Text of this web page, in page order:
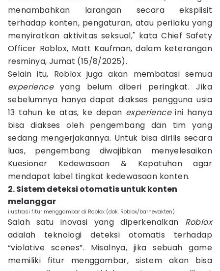
menambahkan larangan secara eksplisit
terhadap konten, pengaturan, atau perilaku yang
menyiratkan aktivitas seksual," kata Chief Safety
Officer Roblox, Matt Kaufman, dalam keterangan
resminya, Jumat (15/8/2025).
Selain itu, Roblox juga akan membatasi semua
experienceyang belum diberi peringkat. Jika
sebelumnya hanya dapat diakses pengguna usia
13 tahun ke atas, ke depan experienceini hanya
bisa diakses oleh pengembang dan tim yang
sedang mengerjakannya. Untuk bisa dirilis secara
luas, pengembang diwajibkan menyelesaikan
Kuesioner Kedewasaan & Kepatuhan agar
mendapat label tingkat kedewasaan konten.
2. Sistem deteksi otomatis untuk konten
melanggar
ilustrasi fitur menggambar di Roblox (dok. Roblox/barnevakten)
Salah satu inovasi yang diperkenalkan Roblox
adalah teknologi deteksi otomatis terhadap
“violative scenes”. Misalnya, jika sebuah game
memiliki fitur menggambar, sistem akan bisa